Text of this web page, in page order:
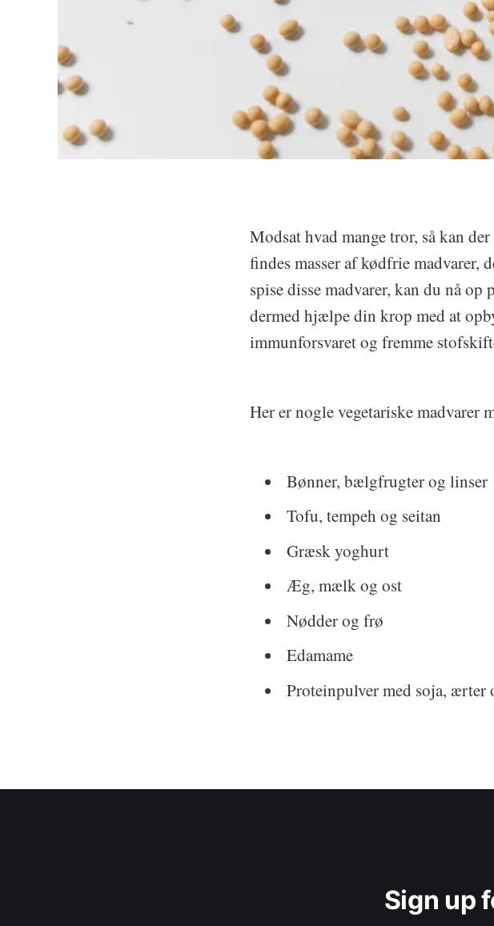
Modsat hvad mange tror, så kan
findes masser af kødfrie madvarer,
spise disse madvarer, kan du nå
dermed hjælpe din krop med at
immunforsvaret og fremme
Her er nogle vegetariske madvarer
Bønner, bælgfrugter og linser
Tofu, tempeh og seitan
Græsk yoghurt
Æg, mælk og ost
Nødder og frø
Edamame
Proteinpulver med soja, ærter
Sign up